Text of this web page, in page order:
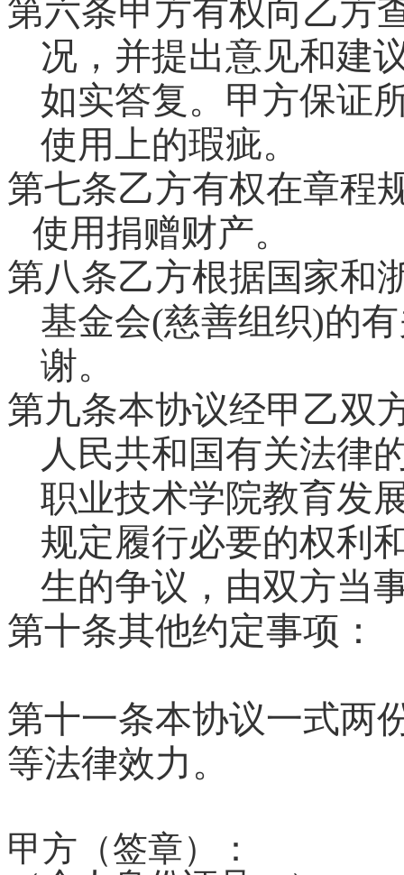
第六条甲方有权向乙方
况，并提出意见和建
如实答复。甲方保证
使用上的瑕疵。
第七条乙方有权在章程
使用捐赠财产。
第八条乙方根据国家和
基金会(慈善组织)的
谢。
第九条本协议经甲乙双
人民共和国有关法律
职业技术学院教育发
规定履行必要的权利
生的争议，由双方当
第十条其他约定事项：
第十一条本协议一式两
等法律效力。
甲方（签章）：